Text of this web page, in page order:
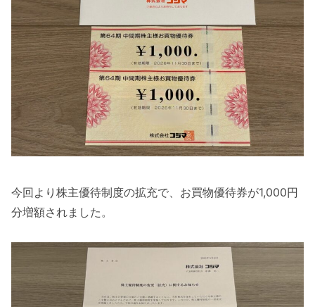
今回より株主優待制度の拡充で、お買物優待券が1,000円
分増額されました。